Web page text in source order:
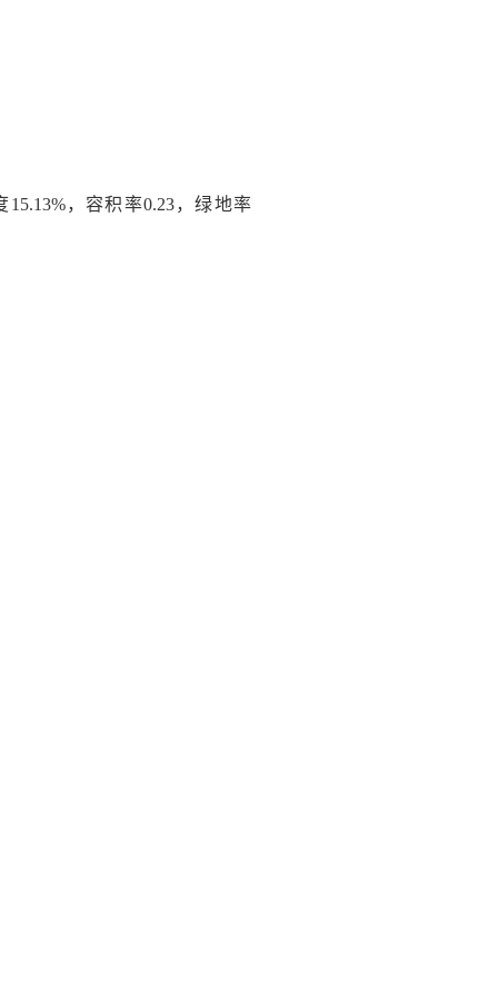
，容积率0.23，绿地率